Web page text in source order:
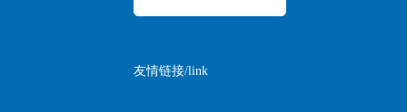
友情链接/link